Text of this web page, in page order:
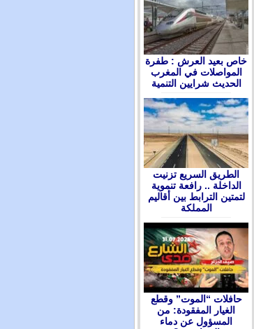
ﺧﺎﺹ ﺑﻌﻴﺪ ﺍﻟﻌﺮﺵ : ﻃﻔﺮﺓ
ﺍﻟﻤﻮﺍﺻﻼﺕ ﻓﻲ ﺍﻟﻤﻐﺮﺏ
ﺍﻟﺤﺪﻳﺚ ﺷﺮﺍﻳﻴﻦ ﺍﻟﺘﻨﻤﻴﺔ
الطريق السريع تزنيت
الداخلة .. رافعة تنموية
لتمتين الترابط بين أقاليم
المملكة
حافلات “الموت” وقطع
الغيار المفقودة: من
المسؤول عن دماء